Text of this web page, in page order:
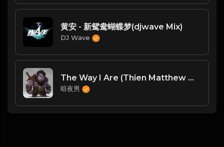
黄安 - 新鸳鸯蝴蝶梦(djwave Mix)
DJ Wave
The Way I Are (Thien Matthew Mix 2024)
暗夜男